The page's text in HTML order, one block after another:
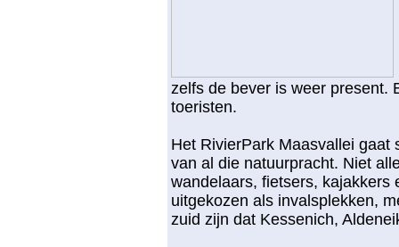
zelfs de bever is weer present.
toeristen.
Het RivierPark Maasvallei gaat
van al die natuurpracht. Niet
wandelaars, fietsers, kajakkers
uitgekozen als invalsplekken,
zuid zijn dat Kessenich,